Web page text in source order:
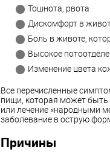
Тошнота, рвота
Дискомфорт в
Боль в животе,
Высокое
Изменение цвета
Все перечисленные
пищи, которая может
или лечение «народными
заболевание в острую
Причины